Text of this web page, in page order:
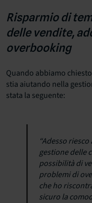
Risparmio di
delle vendite,
overbooking
Quando abbiamo
stia aiutando nella
stata la seguente:
“Adesso
gestione delle
possibilità di
problemi di
che ho
sicuro la